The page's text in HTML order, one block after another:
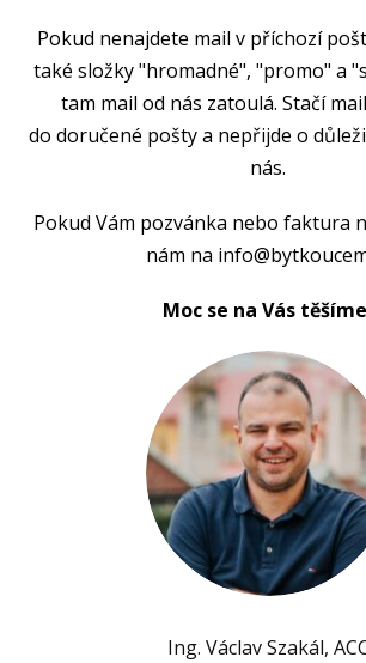
Pokud nenajdete mail v příchozí
také složky "hromadné", "promo" a
tam mail od nás zatoulá. Stačí
do doručené pošty a nepřijde o
nás.
Pokud Vám pozvánka nebo faktura
nám na
Moc se na Vás
Ing. Václav Szakál,